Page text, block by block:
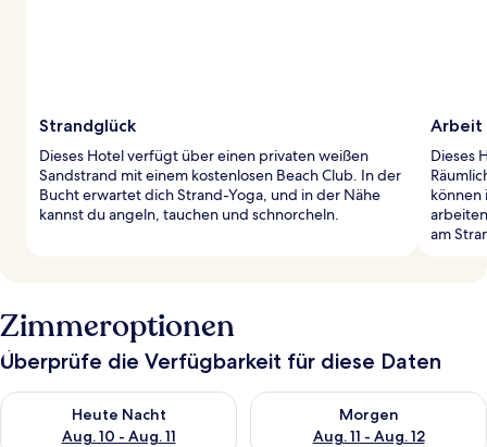
Strandglück
Dieses Hotel verfügt über einen privaten weißen
Sandstrand mit einem kostenlosen Beach Club. In der
Bucht erwartet dich Strand-Yoga, und in der Nähe
kannst du angeln, tauchen und schnorcheln.
Arbeit
Dieses
können
am
Zimmeroptionen
Überprüfe die Verfügbarkeit für diese Daten
Heute Nacht
Aug. 10 - Aug. 11
Überprüfe die Verfügbarkeit für heute Nacht, Aug. 10 - Aug.
Morgen
Aug. 11 - Aug. 12
Überprüfe die Verfügbarkeit